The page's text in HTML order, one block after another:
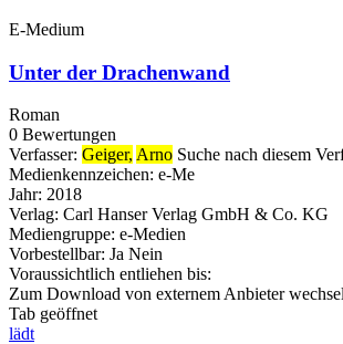
E-Medium
Unter der Drachenwand
Roman
0 Bewertungen
Verfasser: Geiger, Arno Suche nach diesem
Medienkennzeichen: e-Me
Jahr: 2018
Verlag: Carl Hanser Verlag GmbH & Co. KG
Mediengruppe: e-Medien
Vorbestellbar: Ja Nein
Voraussichtlich entliehen bis:
Zum Download von externem Anbieter
Tab geöffnet
lädt